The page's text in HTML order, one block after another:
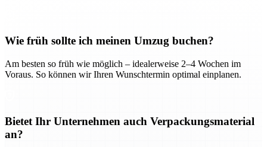
Wie früh sollte ich meinen Umzug buchen?
Am besten so früh wie möglich – idealerweise 2–4 Wochen im
Voraus. So können wir Ihren Wunschtermin optimal einplanen.
Bietet Ihr Unternehmen auch Verpackungsmaterial
an?